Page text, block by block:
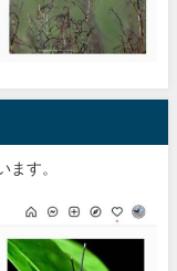
ます。